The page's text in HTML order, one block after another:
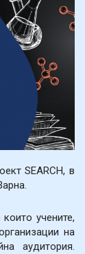
SEARCH, в
учените,
на
аудитория.